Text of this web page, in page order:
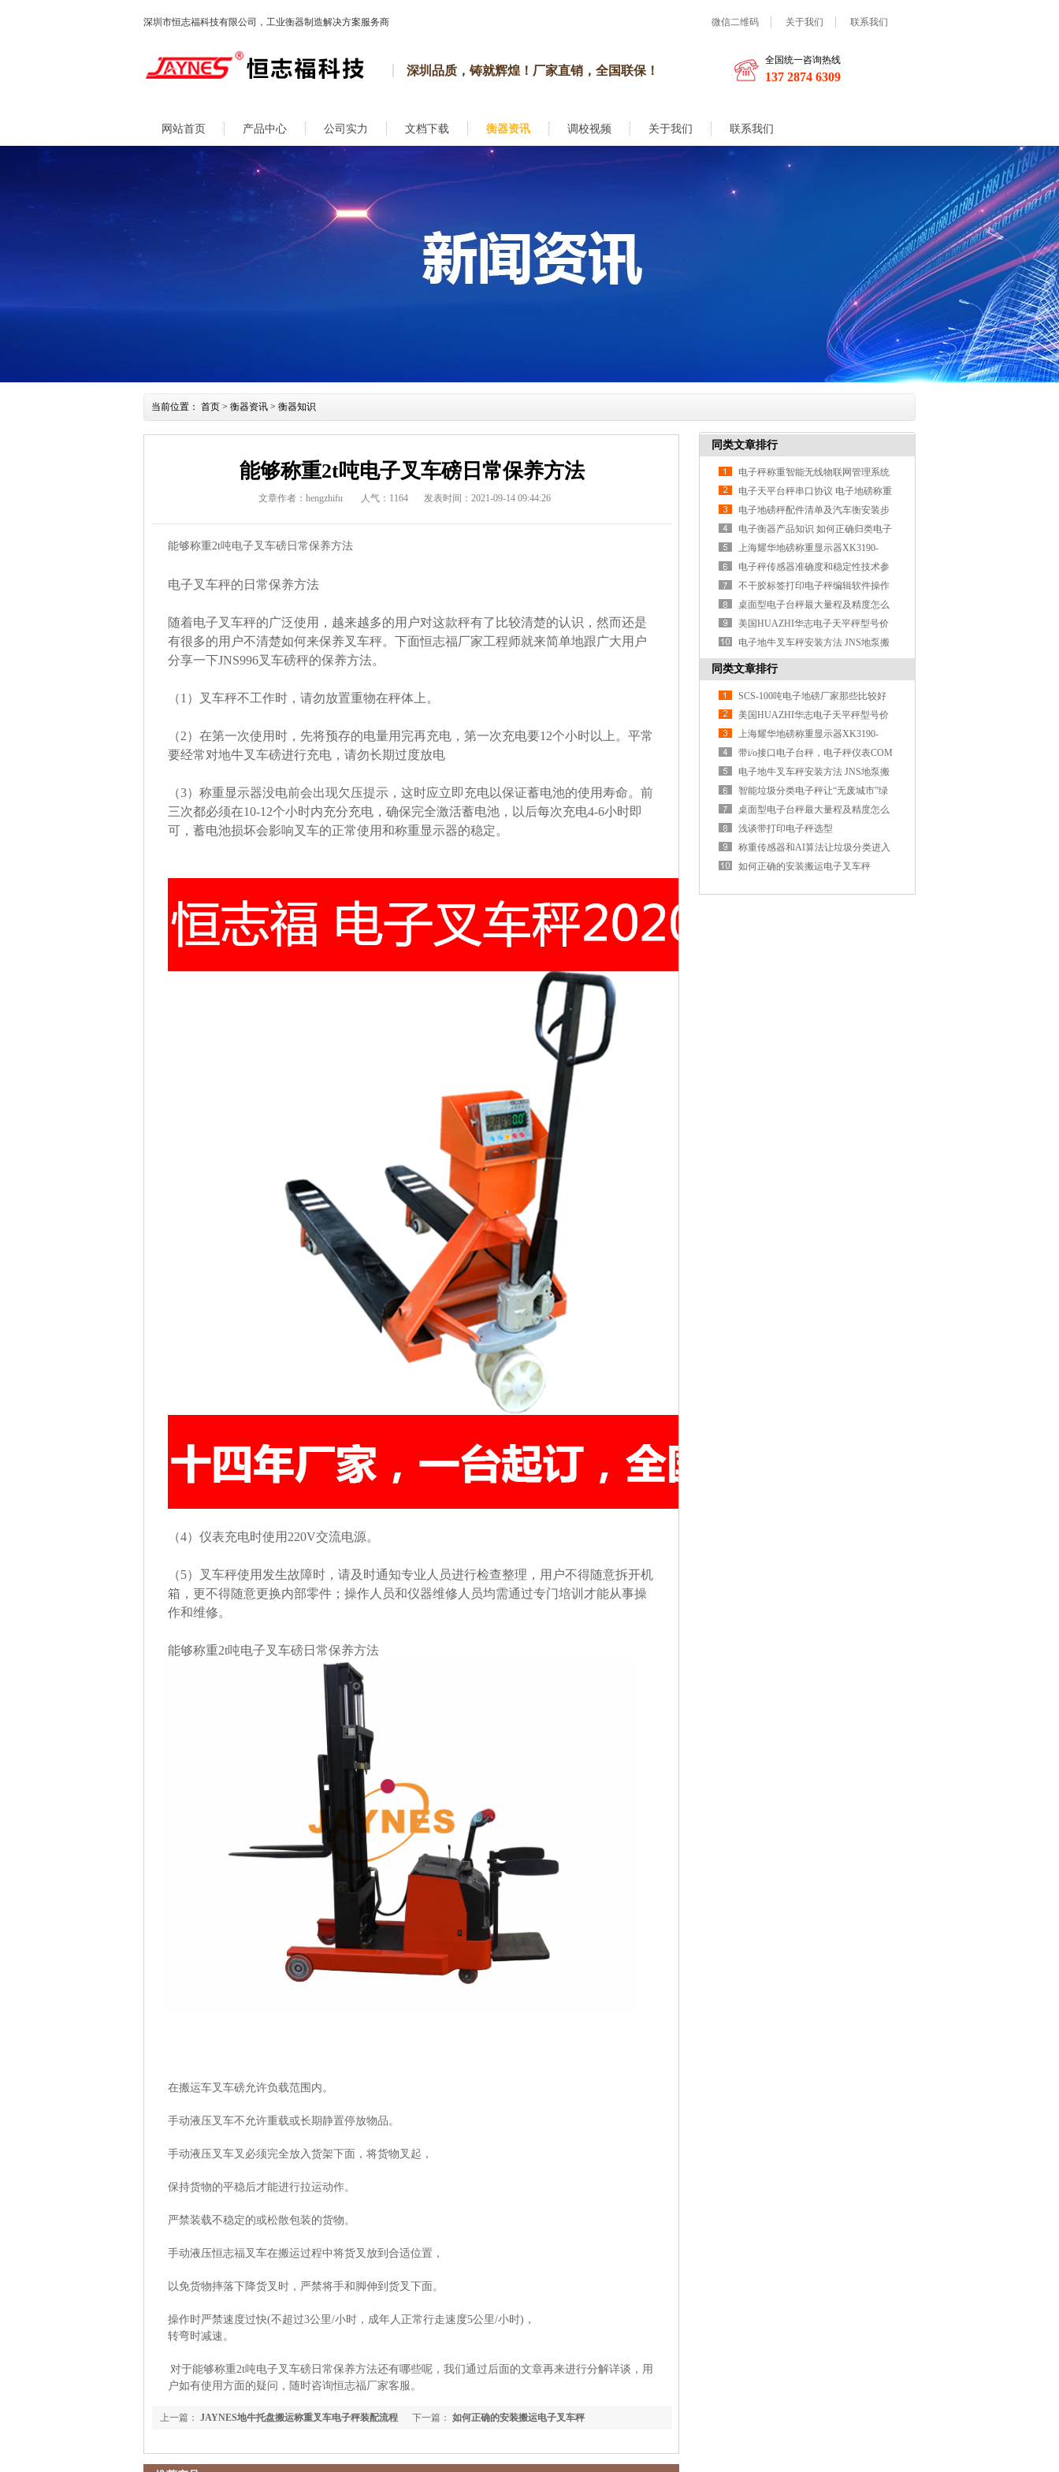
深圳市恒志福科技有限公司，工业衡器制造解决方案服务商 微信二维码 关于我们 联系我们
深圳品质，铸就辉煌！厂家直销，全国联保！
全国统一咨询热线
137 2874 6309
网站首页 产品中心 公司实力 文档下载 衡器资讯 调校视频 关于我们 联系我们
当前位置： 首页 > 衡器资讯 > 衡器知识
能够称重2t吨电子叉车磅日常保养方法
文章作者：hengzhifu 人气： 1164 发表时间：2021-09-14 09:44:26
能够称重2t吨电子叉车磅日常保养方法
电子叉车秤的日常保养方法
随着电子叉车秤的广泛使用，越来越多的用户对这款秤有了比较清楚的认识，然而还是
有很多的用户不清楚如何来保养叉车秤。下面恒志福厂家工程师就来简单地跟广大用户
分享一下JNS996叉车磅秤的保养方法。
（1）叉车秤不工作时，请勿放置重物在秤体上。
（2）在第一次使用时，先将预存的电量用完再充电，第一次充电要12个小时以上。平常
要经常对地牛叉车磅进行充电，请勿长期过度放电
（3）称重显示器没电前会出现欠压提示，这时应立即充电以保证蓄电池的使用寿命。前
三次都必须在10-12个小时内充分充电，确保完全激活蓄电池，以后每次充电4-6小时即
可，蓄电池损坏会影响叉车的正常使用和称重显示器的稳定。
（4）仪表充电时使用220V交流电源。
（5）叉车秤使用发生故障时，请及时通知专业人员进行检查整理，用户不得随意拆开机
箱，更不得随意更换内部零件；操作人员和仪器维修人员均需通过专门培训才能从事操
作和维修。
能够称重2t吨电子叉车磅日常保养方法
在搬运车叉车磅允许负载范围内。
手动液压叉车不允许重载或长期静置停放物品。
手动液压叉车叉必须完全放入货架下面，将货物叉起，
保持货物的平稳后才能进行拉运动作。
严禁装载不稳定的或松散包装的货物。
手动液压恒志福叉车在搬运过程中将货叉放到合适位置，
以免货物摔落下降货叉时，严禁将手和脚伸到货叉下面。
操作时严禁速度过快(不超过3公里/小时，成年人正常行走速度5公里/小时) ，
转弯时减速。
对于能够称重2t吨电子叉车磅日常保养方法还有哪些呢，我们通过后面的文章再来进行分解详谈，用
户如有使用方面的疑问，随时咨询恒志福厂家客服。
下一篇： 如何正确的安装搬运电子叉车秤
上一篇： JAYNES地牛托盘搬运称重叉车电子秤装配流程
同类文章排行
电子秤称重智能无线物联网管理系统
电子天平台秤串口协议 电子地磅称重
仪数据包通讯解析
电子地磅秤配件清单及汽车衡安装步
骤总结
电子衡器产品知识 如何正确归类电子
地磅秤 滚筒秤做法
上海耀华地磅称重显示器XK3190-
A12E校正方法
电子秤传感器准确度和稳定性技术参
数
不干胶标签打印电子秤编辑软件操作
方法
桌面型电子台秤最大量程及精度怎么
选
美国HUAZHI华志电子天平秤型号价
格参数
电子地牛叉车秤安装方法 JNS地泵搬
运车电子称厂家
同类文章排行
SCS-100吨电子地磅厂家那些比较好
美国HUAZHI华志电子天平秤型号价
格参数
上海耀华地磅称重显示器XK3190-
A12E校正方法
带i/o接口电子台秤，电子秤仪表COM
端口数据连接
电子地牛叉车秤安装方法 JNS地泵搬
运车电子称厂家
智能垃圾分类电子秤让“无废城市”绿
色低碳照亮生活
桌面型电子台秤最大量程及精度怎么
选
浅谈带打印电子秤选型
称重传感器和AI算法让垃圾分类进入
智能时代
如何正确的安装搬运电子叉车秤